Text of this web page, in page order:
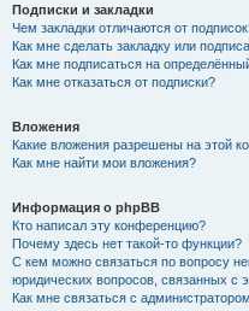
Подписки и закладки
Чем закладки отличаются от
Как мне сделать закладку или
Как мне подписаться на
Как мне отказаться от подписки?
Вложения
Какие вложения разрешены на этой
Как мне найти мои вложения?
Информация о phpBB
Кто написал эту конференцию?
Почему здесь нет такой-то функции?
С кем можно связаться по вопросу
юридических вопросов, связанных с
Как мне связаться с